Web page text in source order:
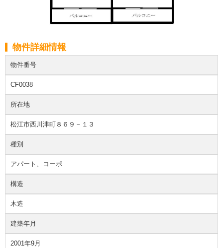
物件詳細情報
物件番号
CF0038
所在地
松江市西川津町８６９－１３
種別
アパート、コーポ
構造
木造
建築年月
2001年9月